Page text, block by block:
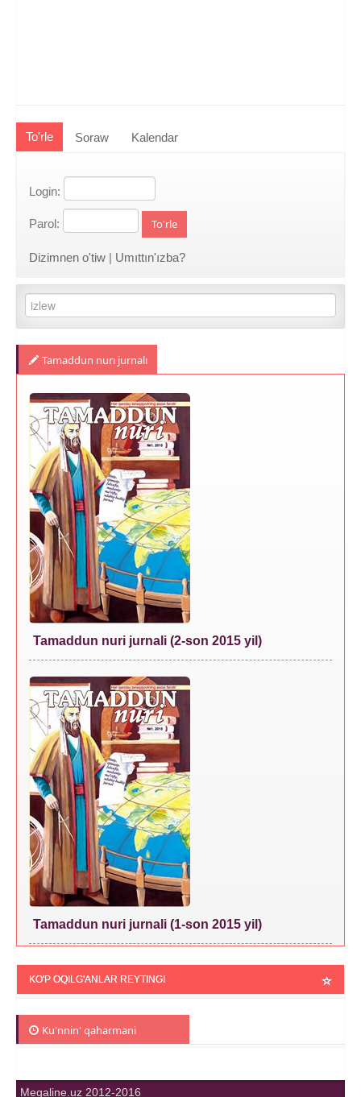
To'rle Soraw Kalendar
Login:
Parol: To'rle
Dizimnen o'tiw | Umıttın'ızba?
Tamaddun nurı jurnalı
Tamaddun nuri jurnali (2-son 2015 yil)
Tamaddun nuri jurnali (1-son 2015 yil)
KO'P OQILG'ANLAR REYTINGI
Ku'nnin' qaharmani
Megaline.uz 2012-2016